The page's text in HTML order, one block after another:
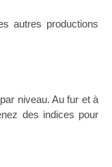
autres productions
niveau. Au fur et à
des indices pour